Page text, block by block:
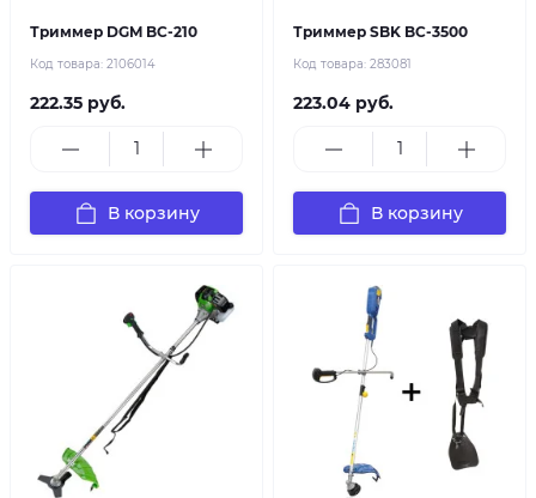
Триммер DGM BC-210
Код товара: 2106014
222.35 руб.
В корзину
Триммер SBK BC-3500
Код товара: 283081
223.04 руб.
В корзину